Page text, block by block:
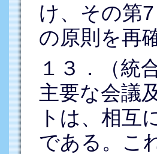
け、その第
の原則を再
１３．（統
主要な会議
トは、相互
である。こ